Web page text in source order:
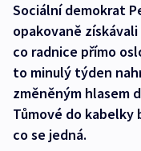
Sociální demokrat
opakovaně
co radnice přímo
to minulý týden
změněným hlasem
Tůmové do kabelky
co se jedná.